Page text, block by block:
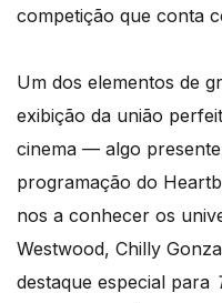
competição que conta
Um dos elementos de
exibição da união
cinema — algo
programação do
nos a conhecer os
Westwood, Chilly
destaque especial para